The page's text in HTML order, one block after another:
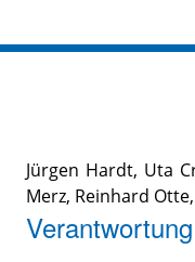
Jürgen Hardt, Uta
Merz, Reinhard Otte